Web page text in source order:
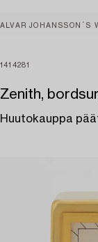
ALVAR JOHANSSON´S
1414281
Zenith,
Huutokauppa